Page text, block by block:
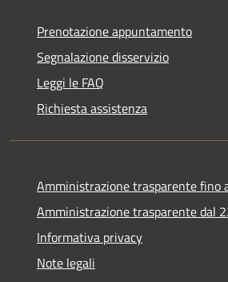
Prenotazione appuntamento
Segnalazione disservizio
Leggi le FAQ
Richiesta assistenza
Amministrazione trasparente fino
Amministrazione trasparente dal
Informativa privacy
Note legali